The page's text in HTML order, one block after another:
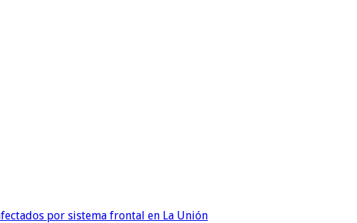
por sistema frontal en La Unión